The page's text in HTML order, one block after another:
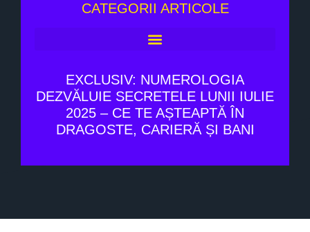
CATEGORII ARTICOLE
EXCLUSIV: NUMEROLOGIA
DEZVĂLUIE SECRETELE LUNII IULIE
2025 – CE TE AȘTEAPTĂ ÎN
DRAGOSTE, CARIERĂ ȘI BANI